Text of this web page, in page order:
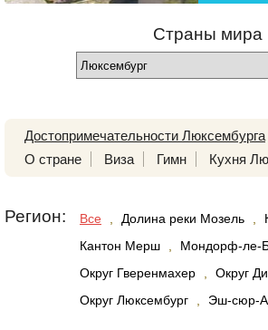
Страны мира
Достопримечательности Люксембурга
О стране
Виза Гимн Кухня
Регион: Все Долина реки Мозель
Кантон Мерш
Мондорф-ле-
Округ Гверенмахер
Округ
Округ Люксембург
Эш-сюр-